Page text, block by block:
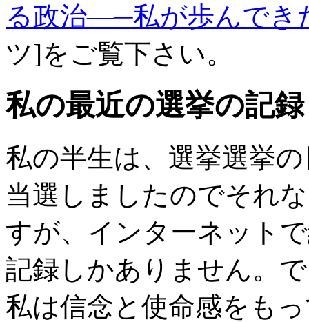
る政治—─私が歩んでき
ツ]をご覧下さい。
私の最近の選挙の記録
私の半生は、選挙選挙
当選しましたのでそれ
すが、インターネット
記録しかありません。
私は信念と使命感をも